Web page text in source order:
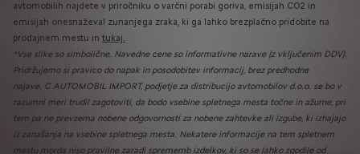
avtomobilih najdete v priročniku o varčni porabi goriva, emisijah CO2 in
emisijah onesnaževal zunanjega zraka, ki ga lahko brezplačno pridobite na
prodajnem mestu in tukaj.
*Vse slike so simbolične. Navedne cene so informativne narave (z vključenim DDV).
Pridržujemo si pravico do napak in posodobitev informacij, brez predhodne
najave. C AUTOMOBIL IMPORT, podjetje za distribucijo avtomobilov d.o.o. se bo v
razumni meri trudil zagotoviti, da bodo vsebine spletnega mesta točne in ažurne, pri
tem pa ne prevzema nobene odgovornosti za nobene zahtevke ali izgube, ki izhajajo
iz zanašanja na vsebine spletnega mesta. Nekatere informacije na tem spletnem
mestu morda niso pravilne zaradi sprememb izdelkov, ki so se lahko zgodile od